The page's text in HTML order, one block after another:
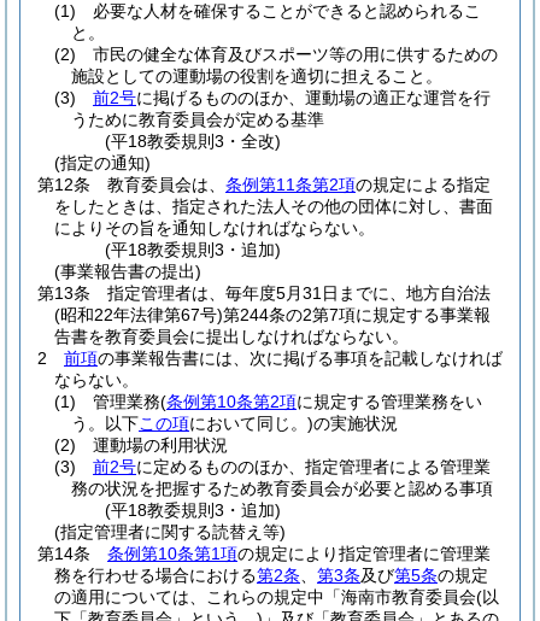
(1)
必要な人材を確保することができると認められるこ
と。
(2)
市民の健全な体育及びスポーツ等の用に供するための
施設としての運動場の役割を適切に担えること。
(3)
前2号に掲げるもののほか、運動場の適正な運営を行
うために教育委員会が定める基準
(平18教委規則3・全改)
(指定の通知)
第12条
教育委員会は、 条例第11条第2項の規定による指定
をしたときは、指定された法人その他の団体に対し、書面
によりその旨を通知しなければならない。
(平18教委規則3・追加)
(事業報告書の提出)
第13条
指定管理者は、毎年度5月31日までに、地方自治法
(昭和22年法律第67号)第244条の2第7項に規定する事業報
告書を教育委員会に提出しなければならない。
2
前項の事業報告書には、次に掲げる事項を記載しなければ
ならない。
(1)
管理業務(条例第10条第2項に規定する管理業務をい
う。以下この項において同じ。)の実施状況
(2)
運動場の利用状況
(3)
前2号に定めるもののほか、指定管理者による管理業
務の状況を把握するため教育委員会が必要と認める事項
(平18教委規則3・追加)
(指定管理者に関する読替え等)
第14条
条例第10条第1項の規定により指定管理者に管理業
務を行わせる場合における第2条 第3条及び第5条の規定
の適用については、これらの規定中「海南市教育委員会(以